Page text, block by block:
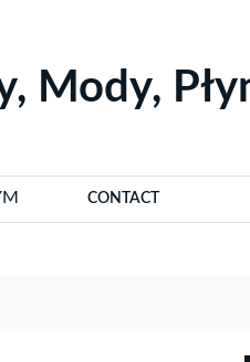
Mody,
CONTACT